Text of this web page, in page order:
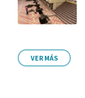
VER MÁS